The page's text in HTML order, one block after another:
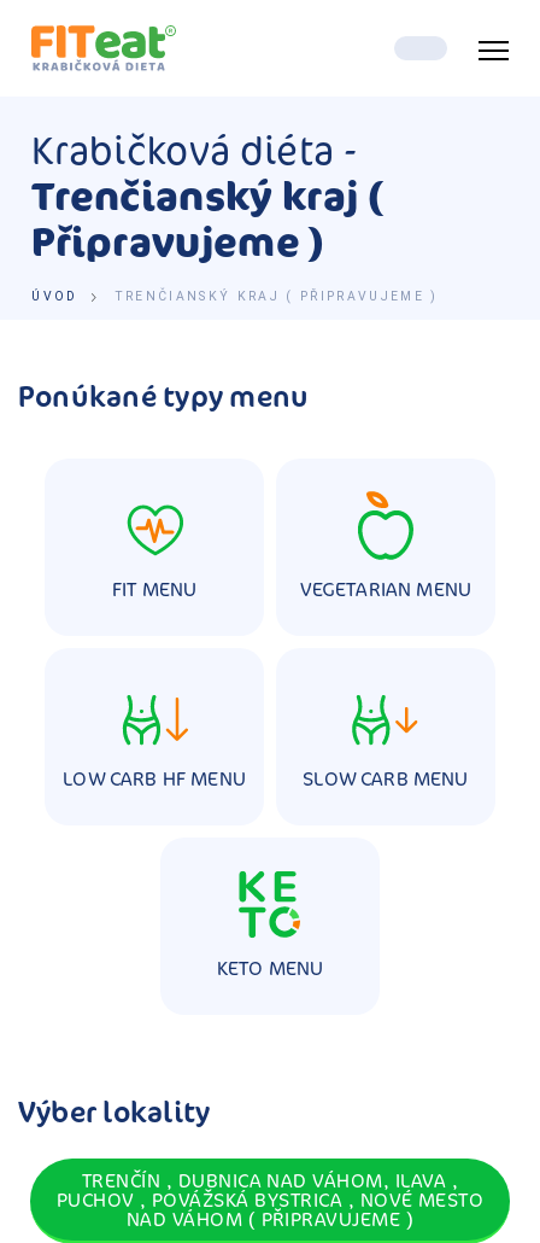
Krabičková diéta -
Trenčianský kraj (
Připravujeme )
ÚVOD TRENČIANSKÝ KRAJ ( PŘIPRAVUJEME )
Ponúkané typy menu
FIT MENU VEGETARIAN MENU
LOW CARB HF MENU SLOW CARB MENU
KETO MENU
Výber lokality
TRENČÍN , DUBNICA NAD VÁHOM, ILAVA ,
PUCHOV , POVÁŽSKÁ BYSTRICA , NOVÉ MESTO
NAD VÁHOM ( PŘIPRAVUJEME )